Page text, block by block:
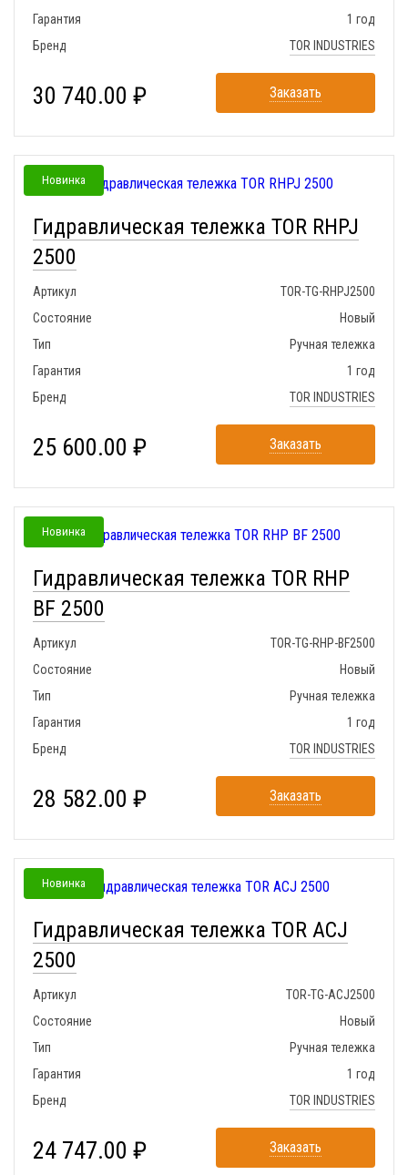
Гарантия
1 год
Бренд
TOR INDUSTRIES
30 740.00 ₽ Заказать
Новинка
Гидравлическая тележка TOR RHPJ
2500
Артикул
TOR-TG-RHPJ2500
Состояние
Новый
Тип
Ручная тележка
Гарантия
1 год
Бренд
TOR INDUSTRIES
25 600.00 ₽ Заказать
Новинка
Гидравлическая тележка TOR RHP
BF 2500
Артикул
TOR-TG-RHP-BF2500
Состояние
Новый
Тип
Ручная тележка
Гарантия
1 год
Бренд
TOR INDUSTRIES
28 582.00 ₽ Заказать
Новинка
Гидравлическая тележка TOR ACJ
2500
Артикул
TOR-TG-ACJ2500
Состояние
Новый
Тип
Ручная тележка
Гарантия
1 год
Бренд
TOR INDUSTRIES
24 747.00 ₽ Заказать